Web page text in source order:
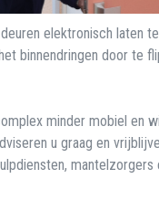
elektronisch laten
binnendringen door
minder mobiel en
u graag en